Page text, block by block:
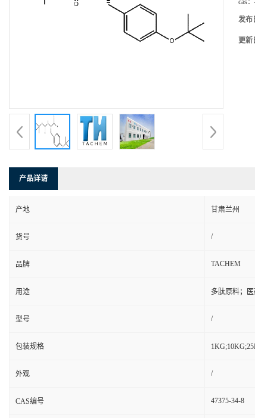
cas：
发布
更新
产品详请
产地 甘肃兰州
货号 /
品牌 TACHEM
用途 多肽原料；
型号 /
包装规格
外观 /
CAS编号 47375-34-8